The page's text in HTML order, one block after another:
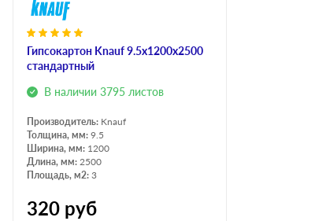
Гипсокартон Knauf 9.5x1200x2500
стандартный
В наличии 3795 листов
Производитель: Knauf
Толщина, мм: 9.5
Ширина, мм: 1200
Длина, мм: 2500
Площадь, м2: 3
320 руб